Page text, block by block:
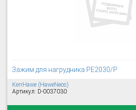
Зажим для нагрудника PE2030/P
KerrHawe (HaweNeos)
Артикул: D-0037030